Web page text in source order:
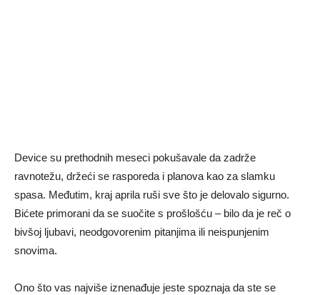
Device su prethodnih meseci pokušavale da zadrže
ravnotežu, držeći se rasporeda i planova kao za slamku
spasa. Međutim, kraj aprila ruši sve što je delovalo sigurno.
Bićete primorani da se suočite s prošlošću – bilo da je reč o
bivšoj ljubavi, neodgovorenim pitanjima ili neispunjenim
snovima.
Ono što vas najviše iznenađuje jeste spoznaja da ste se